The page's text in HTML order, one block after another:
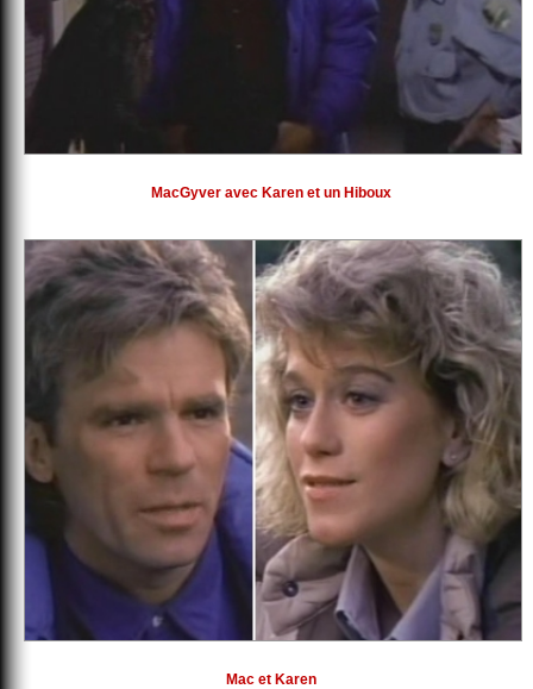
MacGyver avec Karen et un Hiboux
Mac et Karen